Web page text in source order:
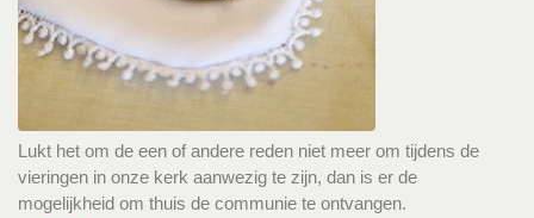
Lukt het om de een of andere reden niet meer om tijdens de
vieringen in onze kerk aanwezig te zijn, dan is er de
mogelijkheid om thuis de communie te ontvangen.